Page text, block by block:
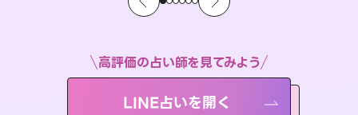
高評価の占い師を見てみよう
LINE占いを開く